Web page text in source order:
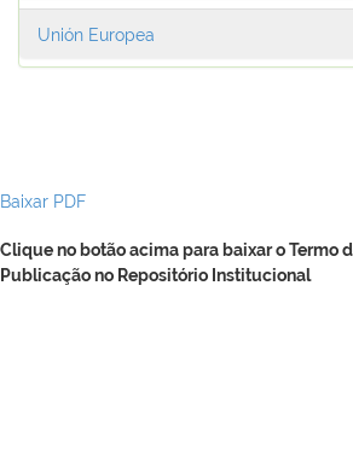
Unión Europea
Baixar PDF
Clique no botão acima para baixar o Termo
Publicação no Repositório Institucional